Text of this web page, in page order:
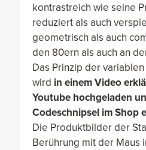
kontrastreich wie seine
reduziert als auch
geometrisch als auch
den 80ern als auch an
Das Prinzip der
wird in einem Video
Youtube hochgeladen
Codeschnipsel im Shop
Die Produktbilder der
Berührung mit der Maus